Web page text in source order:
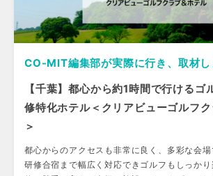
CO-MIT編集部が実際に行き、取材し
【千葉】都心から約1時間で行けるゴ
修特化ホテル＜クリアビューゴルフ
＞
都心からのアクセスも非常に良く、多彩な会
研修合宿まで幅広く対応できゴルフもしっかり